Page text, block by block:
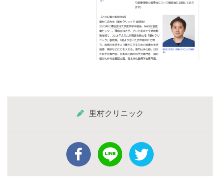
里村クリニック